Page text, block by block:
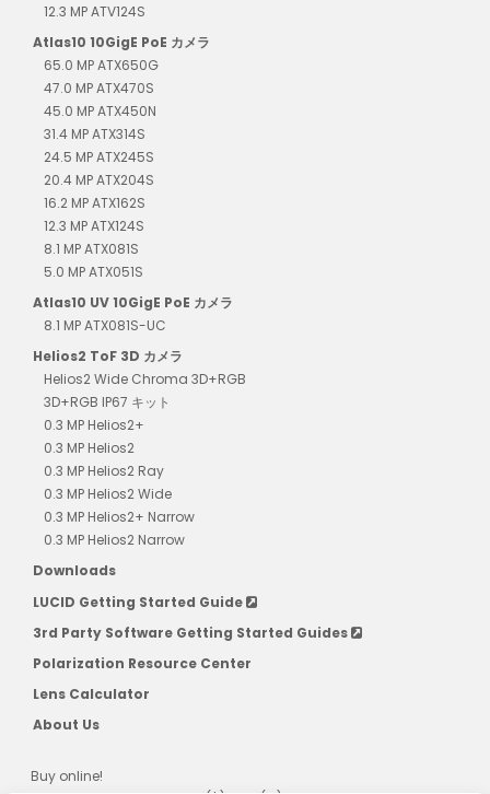
12.3 MP ATV124S
Atlas10 10GigE PoE カメラ
65.0 MP ATX650G
47.0 MP ATX470S
45.0 MP ATX450N
31.4 MP ATX314S
24.5 MP ATX245S
20.4 MP ATX204S
16.2 MP ATX162S
12.3 MP ATX124S
8.1 MP ATX081S
5.0 MP ATX051S
Atlas10 UV 10GigE PoE カメラ
8.1 MP ATX081S-UC
Helios2 ToF 3D カメラ
Helios2 Wide Chroma 3D+RGB
3D+RGB IP67 キット
0.3 MP Helios2+
0.3 MP Helios2
0.3 MP Helios2 Ray
0.3 MP Helios2 Wide
0.3 MP Helios2+ Narrow
0.3 MP Helios2 Narrow
Downloads
LUCID Getting Started Guide
3rd Party Software Getting Started Guides
Polarization Resource Center
Lens Calculator
About Us
Buy online!